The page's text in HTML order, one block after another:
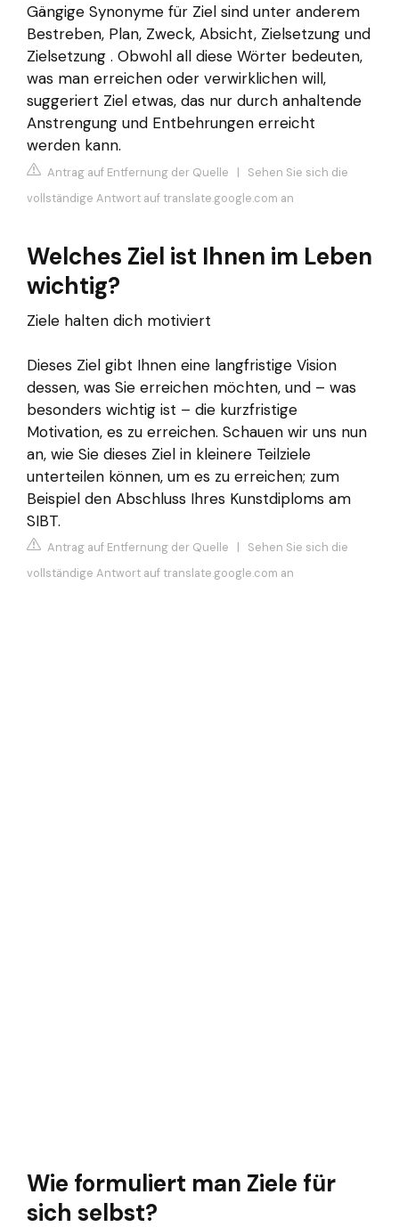
Gängige Synonyme für Ziel sind unter anderem
Bestreben, Plan, Zweck, Absicht, Zielsetzung und
Zielsetzung . Obwohl all diese Wörter bedeuten,
was man erreichen oder verwirklichen will,
suggeriert Ziel etwas, das nur durch anhaltende
Anstrengung und Entbehrungen erreicht
werden kann.
Antrag auf Entfernung der Quelle | Sehen Sie sich die
vollständige Antwort auf translate.google.com an
Welches Ziel ist Ihnen im Leben
wichtig?
Ziele halten dich motiviert
Dieses Ziel gibt Ihnen eine langfristige Vision
dessen, was Sie erreichen möchten, und – was
besonders wichtig ist – die kurzfristige
Motivation, es zu erreichen. Schauen wir uns nun
an, wie Sie dieses Ziel in kleinere Teilziele
unterteilen können, um es zu erreichen; zum
Beispiel den Abschluss Ihres Kunstdiploms am
SIBT.
Antrag auf Entfernung der Quelle | Sehen Sie sich die
vollständige Antwort auf translate.google.com an
Wie formuliert man Ziele für
sich selbst?